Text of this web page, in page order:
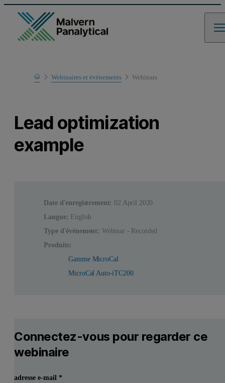
Home
Learn
Webinaires et événements Webinars
Lead optimization
example
Date d'enregistrement: 02 April 2020
Langue: English
Type d'événement: Webinar - Recorded
Produits:
Gamme MicroCal
MicroCal Auto-iTC200
Connectez-vous pour regarder ce
webinaire
adresse e-mail*